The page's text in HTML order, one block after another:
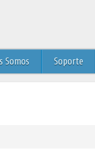
Somos Soporte